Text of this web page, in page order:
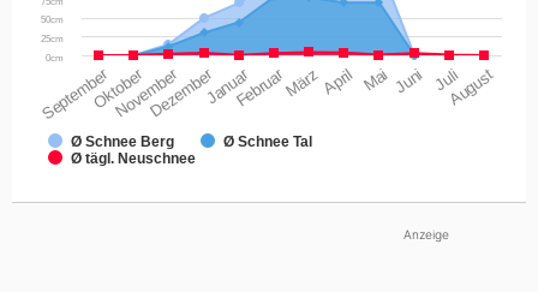
Ø Schnee Berg
Ø Schnee Tal
Ø tägl. Neuschnee
0cm
25cm
50cm
SeptemberOktober
NovemberDezemberJanuarFebruarMärz April Mai Juni JuliAugust
Anzeige